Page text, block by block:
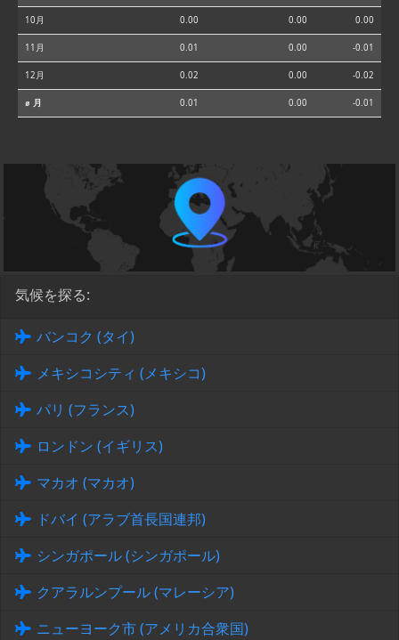
10月 0.00 0.00 0.00
11月 0.01 0.00 -0.01
12月 0.02 0.00 -0.02
⌀ 月 0.01 0.00 -0.01
気候を探る:
バンコク (タイ)
メキシコシティ (メキシコ)
パリ (フランス)
ロンドン (イギリス)
マカオ (マカオ)
ドバイ (アラブ首長国連邦)
シンガポール (シンガポール)
クアラルンプール (マレーシア)
ニューヨーク市 (アメリカ合衆国)